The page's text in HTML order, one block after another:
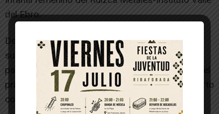
del Ebro.
Desde el inicio del encuentro se notó la
superioridad del equipo visitante que con un
parcial de 0-14 tuvo el encuentro de cara desde el
primer momento, llegando al final del primer cuarto
con una amplia ventaja.